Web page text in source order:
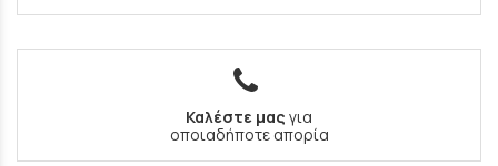
Καλέστε μας για
οποιαδήποτε απορία